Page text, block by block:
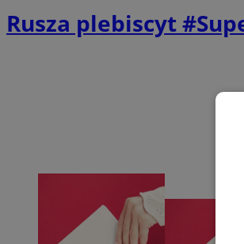
Rusza plebiscyt